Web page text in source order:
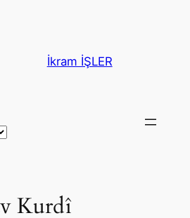
İkram İŞLER
Kurdî